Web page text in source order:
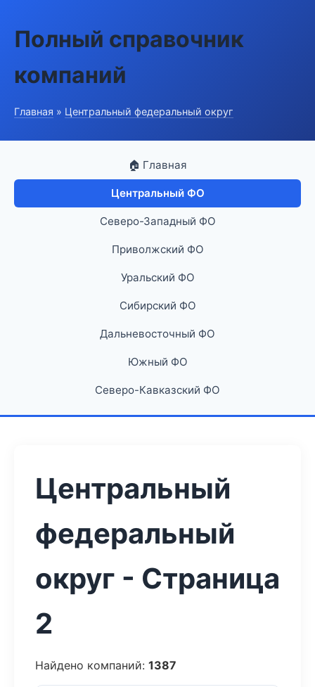
Полный справочник
компаний
Главная » Центральный федеральный округ
🏠 Главная
Центральный ФО
Северо-Западный ФО
Приволжский ФО
Уральский ФО
Сибирский ФО
Дальневосточный ФО
Южный ФО
Северо-Кавказский ФО
Центральный
федеральный
округ - Страница
2
Найдено компаний: 1387